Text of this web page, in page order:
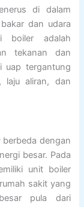
di dalam
dan udara
boiler adalah
tekanan dan
uap tergantung
laju aliran, dan
berbeda dengan
besar. Pada
unit boiler
sakit yang
pula dari